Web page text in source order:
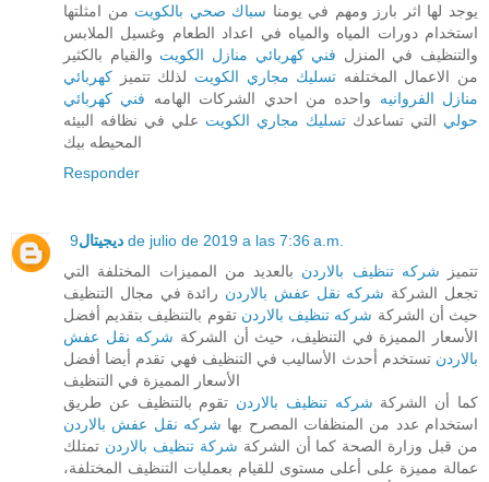
يوجد لها اثر بارز ومهم في يومنا سباك صحي بالكويت من امثلتها
استخدام دورات المياه والمياه في اعداد الطعام وغسيل الملابس
والتنظيف في المنزل فني كهربائي منازل الكويت والقيام بالكثير
من الاعمال المختلفه تسليك مجاري الكويت لذلك تتميز كهربائي
منازل الفروانيه واحده من احدي الشركات الهامه فني كهربائي
حولي التي تساعدك تسليك مجاري الكويت علي في نظافه البيئه
المحيطه بيك
Responder
ديجيتال 9 de julio de 2019 a las 7:36 a.m.
تتميز شركه تنظيف بالاردن بالعديد من المميزات المختلفة التي
تجعل الشركة شركه نقل عفش بالاردن رائدة في مجال التنظيف
حيث أن الشركة شركه تنظيف بالاردن تقوم بالتنظيف بتقديم أفضل
الأسعار المميزة في التنظيف، حيث أن الشركة شركه نقل عفش
بالاردن تستخدم أحدث الأساليب في التنظيف فهي تقدم أيضا أفضل
الأسعار المميزة في التنظيف
كما أن الشركة شركه تنظيف بالاردن تقوم بالتنظيف عن طريق
استخدام عدد من المنظفات المصرح بها شركه نقل عفش بالاردن
من قبل وزارة الصحة كما أن الشركة شركة تنظيف بالاردن تمتلك
عمالة مميزة على أعلى مستوى للقيام بعمليات التنظيف المختلفة،